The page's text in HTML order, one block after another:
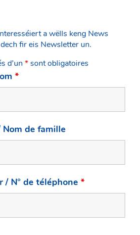
a wëlls keng News
fir eis Newsletter un.
d’un *sont obligatoires
*
de famille
/ N° de téléphone *